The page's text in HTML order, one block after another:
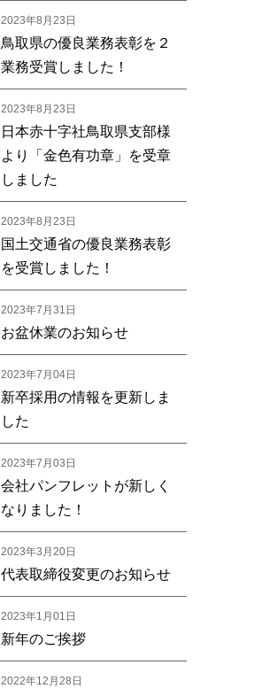
2023年8月23日
鳥取県の優良業務表彰を２
業務受賞しました！
2023年8月23日
日本赤十字社鳥取県支部様
より「金色有功章」を受章
しました
2023年8月23日
国土交通省の優良業務表彰
を受賞しました！
2023年7月31日
お盆休業のお知らせ
2023年7月04日
新卒採用の情報を更新しま
した
2023年7月03日
会社パンフレットが新しく
なりました！
2023年3月20日
代表取締役変更のお知らせ
2023年1月01日
新年のご挨拶
2022年12月28日